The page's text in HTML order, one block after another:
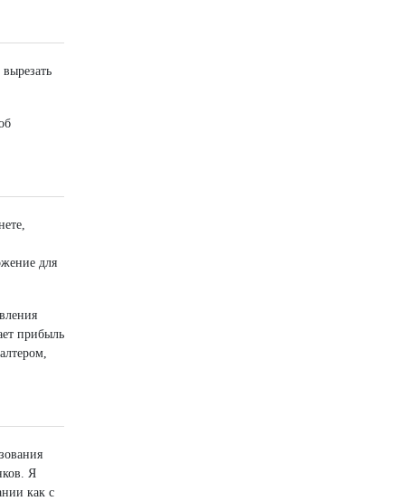
для
прибыль
Я
как с